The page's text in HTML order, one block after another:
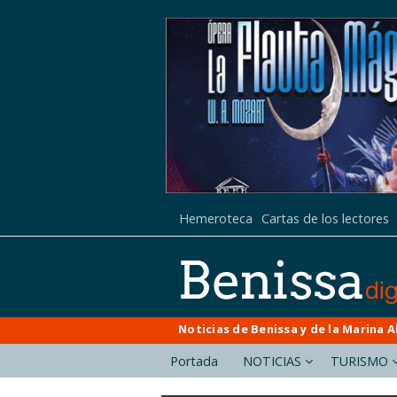
Hemeroteca Cartas de los lectores
Noticias de Benissa y de la Marina
Portada NOTICIAS TURISMO